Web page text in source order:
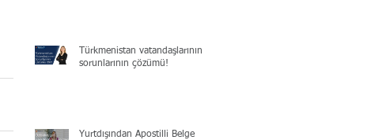
Türkmenistan vatandaşlarının
sorunlarının çözümü!
Yurtdışından Apostilli Belge